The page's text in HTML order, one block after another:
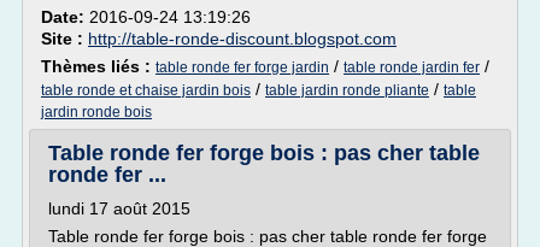
Date: 2016-09-24 13:19:26
Site : http://table-ronde-discount.blogspot.com
Thèmes liés : table ronde fer forge jardin / table ronde jardin fer /
table ronde et chaise jardin bois / table jardin ronde pliante / table
jardin ronde bois
Table ronde fer forge bois : pas cher table
ronde fer ...
lundi 17 août 2015
Table ronde fer forge bois : pas cher table ronde fer forge